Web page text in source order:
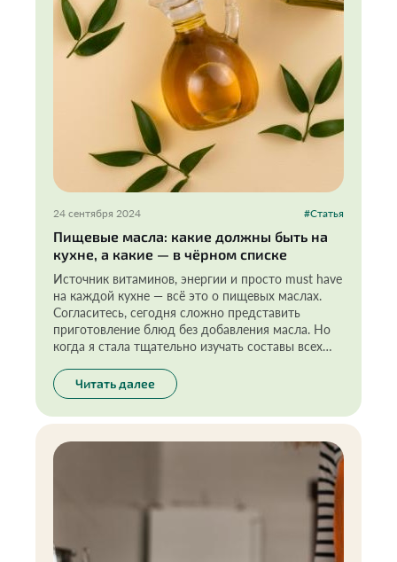
24 сентября 2024 #Статья
Пищевые масла: какие должны быть на
кухне, а какие — в чёрном списке
Источник витаминов, энергии и просто must have
на каждой кухне — всё это о пищевых маслах.
Согласитесь, сегодня сложно представить
приготовление блюд без добавления масла. Но
когда я стала тщательно изучать составы всех
в пищу, я отказалась от многого, в том числе от
некоторых пищевых масел. Ведь они не так
безопасны на самом деле, как кажутся.
Читать далее